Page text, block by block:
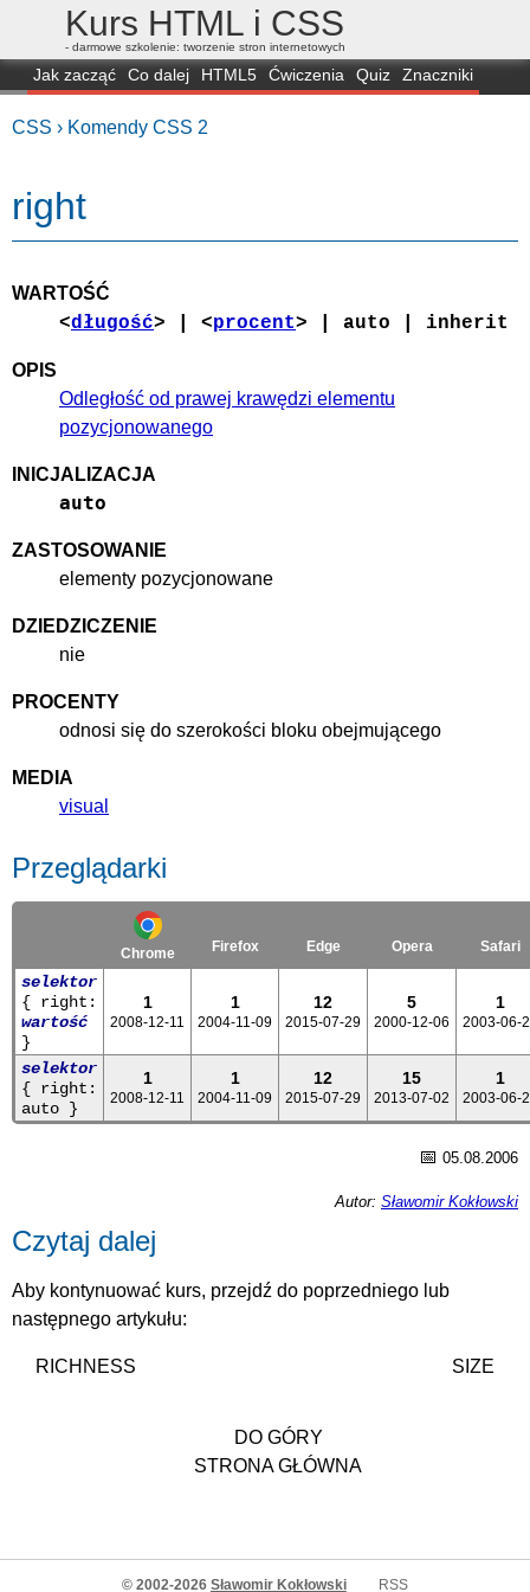
Kurs HTML i CSS
- darmowe szkolenie: tworzenie stron internetowych
Jak zacząć Co dalej HTML5 Ćwiczenia Quiz
Znaczniki
CSS › Komendy CSS 2
right
WARTOŚĆ
<długość> | <procent> | auto | inherit
OPIS
Odległość od prawej krawędzi elementu
pozycjonowanego
INICJALIZACJA
auto
ZASTOSOWANIE
elementy pozycjonowane
DZIEDZICZENIE
nie
PROCENTY
odnosi się do szerokości bloku obejmującego
MEDIA
visual
Przeglądarki
Chrome Firefox Edge Opera Safari
selektor
{ right:
wartość
}
1
2008-12-11
1
2004-11-09
12
2015-07-29
5
2000-12-06
1
2003-06-
selektor
{ right:
auto }
1
2008-12-11
1
2004-11-09
12
2015-07-29
15
2013-07-02
1
2003-06-
📅 05.08.2006
Autor: Sławomir Kokłowski
Czytaj dalej
Aby kontynuować kurs, przejdź do poprzedniego lub
następnego artykułu:
RICHNESS SIZE
DO GÓRY
STRONA GŁÓWNA
© 2002-2026 Sławomir Kokłowski RSS